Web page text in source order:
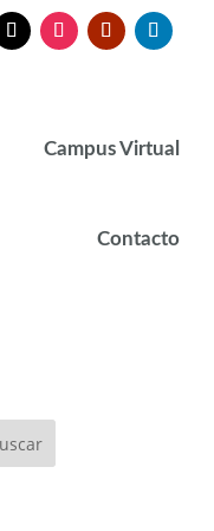
Campus Virtual
Contacto